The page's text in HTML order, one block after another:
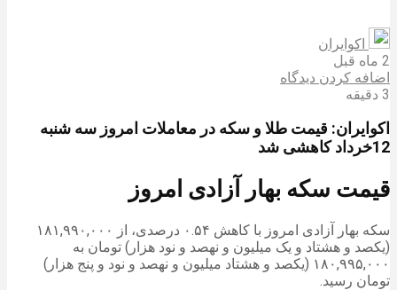
اکوایران
2 ماه قبل
اضافه کردن دیدگاه
3 دقیقه
اکوایران: قیمت طلا و سکه در معاملات امروز سه شنبه
12خرداد کاهشی شد
قیمت سکه بهار آزادی امروز
سکه بهار آزادی امروز با کاهش ۰.۵۴ درصدی، از ۱۸۱,۹۹۰,۰۰۰
(یکصد و هشتاد و یک میلیون و نهصد و نود هزار) تومان به
۱۸۰,۹۹۵,۰۰۰ (یکصد و هشتاد میلیون و نهصد و نود و پنج هزار)
تومان رسید.